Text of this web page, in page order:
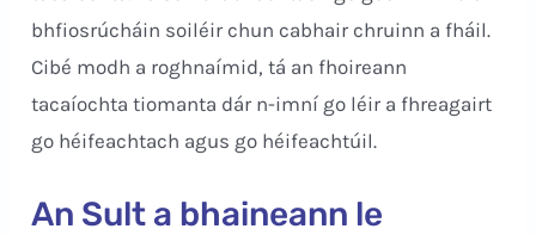
bhfiosrúcháin soiléir chun cabhair chruinn a fháil.
Cibé modh a roghnaímid, tá an fhoireann
tacaíochta tiomanta dár n-imní go léir a fhreagairt
go héifeachtach agus go héifeachtúil.
An Sult a bhaineann le